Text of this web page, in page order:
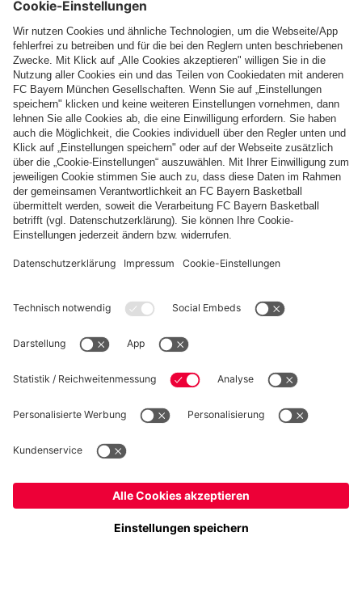
Folge uns
Zahlung & Lieferung
FC Bayern Store App
WIDERRUF
Datenschutz
Cookie Details
Preise inkl. Steuern und Abgaben
© FC Bayern München AG
FC Bayern München AG, Säbener Str. 51-57, 81547 München
Ja,Schweiz, um dorthin zu liefern!
Weltweit, um dorthin zu liefern!